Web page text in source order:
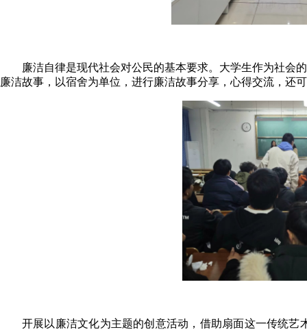
廉洁自律是现代社会对公民的基本要求。大学生作为社会
廉洁故事，以宿舍为单位，进行廉洁故事分享，心得交流，还
开展以廉洁文化为主题的创意活动，借助扇面这一传统